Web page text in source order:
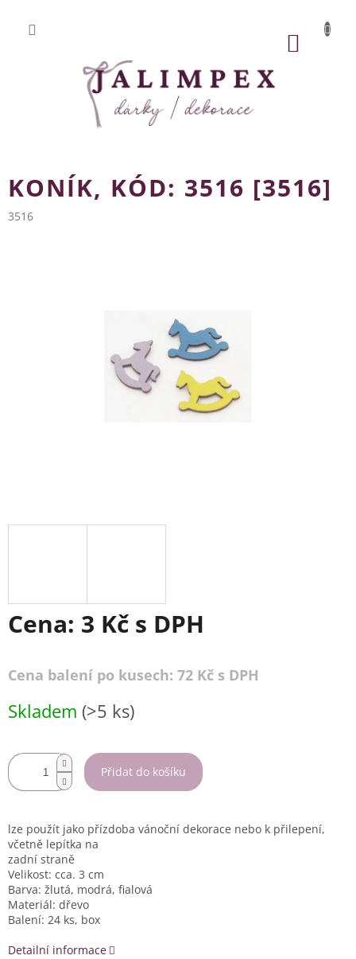
obsah
KONÍK, KÓD: 3516 [3516]
3516
Cena: 3 Kč s DPH
Cena balení po kusech: 72 Kč s DPH
cena:
Skladem (>5 ks)
Přidat do košíku
lze použít jako přízdoba vánoční dekorace nebo k přilepení,
včetně lepítka na
zadní straně
Velikost: cca. 3 cm
Barva: žlutá, modrá, fialová
Materiál: dřevo
Balení: 24 ks, box
Detailní informace